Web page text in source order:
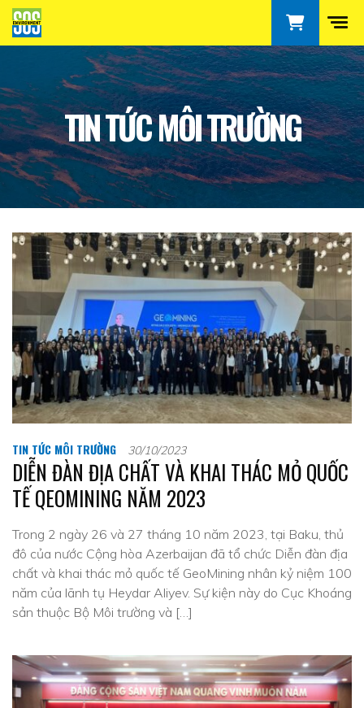
TIN TỨC MÔI TRƯỜNG
TIN TỨC MÔI TRƯỜNG 30/10/2023
DIỄN ĐÀN ĐỊA CHẤT VÀ KHAI THÁC MỎ QUỐC
TẾ QEOMINING NĂM 2023
Trong 2 ngày 26 và 27 tháng 10 năm 2023, tại Baku, thủ
đô của nước Cộng hòa Azerbaijan đã tổ chức Diễn đàn địa
chất và khai thác mỏ quốc tế GeoMining nhân kỷ niệm 100
năm của lãnh tụ Heydar Aliyev. Sự kiện này do Cục Khoáng
sản thuộc Bộ Môi trường và […]